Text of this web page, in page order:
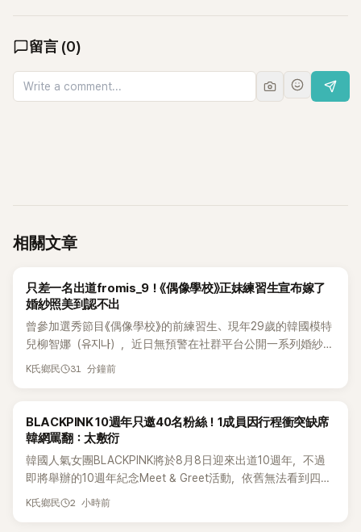
留言 (0)
相關文章
K-POP
只差一名出道fromis_9！《偶像學校》正妹練習生宣布嫁了
婚紗照美到認不出
曾參加選秀節目《偶像學校》的前練習生、現年29歲的韓國模特
兒柳智娜（유지나），近日無預警在社群平台公開一系列婚紗
照，親自宣布即將步入婚姻，消息曝光後讓不少曾追看節目的
K氏鄉民 31 分鐘前
K-POP
BLACKPINK 10週年只邀40名粉絲！1成員因行程衝突缺席
韓網罵翻：太敷衍
韓國人氣女團BLACKPINK將於8月8日迎來出道10週年，不過
即將舉辦的10週年紀念Meet & Greet活動，依舊無法看到四人
合體。根據韓媒《MyDaily》7日報導，當天將由Jisoo（智秀）、
K氏鄉民 2 小時前